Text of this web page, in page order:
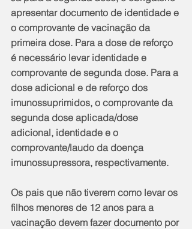
apresentar documento de identidade e
o comprovante de vacinação da
primeira dose. Para a dose de reforço
é necessário levar identidade e
comprovante de segunda dose. Para a
dose adicional e de reforço dos
imunossuprimidos, o comprovante da
segunda dose aplicada/dose
adicional, identidade e o
comprovante/laudo da doença
imunossupressora, respectivamente.
Os pais que não tiverem como levar os
filhos menores de 12 anos para a
vacinação devem fazer documento por